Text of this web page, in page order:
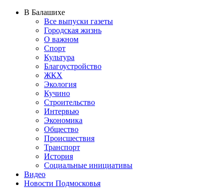
В Балашихе
Все выпуски газеты
Городская жизнь
О важном
Спорт
Культура
Благоустройство
ЖКХ
Экология
Кучино
Строительство
Интервью
Экономика
Общество
Происшествия
Транспорт
История
Социальные инициативы
Видео
Новости Подмосковья